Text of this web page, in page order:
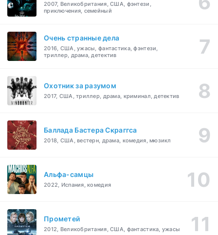
2007, Великобритания, США, фэнтези,
приключения, семейный
Очень странные дела
2016, США, ужасы, фантастика, фэнтези,
триллер, драма, детектив
Охотник за разумом
2017, США, триллер, драма, криминал, детектив
Баллада Бастера Скраггса
2018, США, вестерн, драма, комедия, мюзикл
Альфа-самцы
2022, Испания, комедия
Прометей
2012, Великобритания, США, фантастика, ужасы